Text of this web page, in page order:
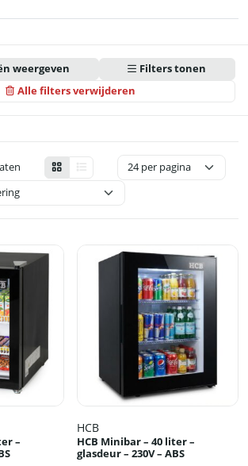
weergeven
Alle filters verwijderen
Filters tonen
–
HCB
HCB Minibar – 40 liter –
glasdeur – 230V – ABS